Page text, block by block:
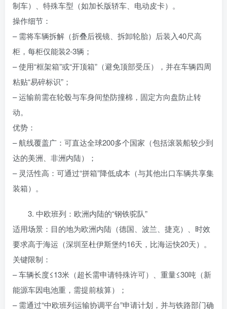
制车）、特殊车型（如加长版轿车、电动皮卡）。
操作细节：
– 需将车辆拆解（折叠后视镜、拆卸轮胎）后装入40尺高
柜，每柜仅能装2-3辆；
– 使用“框架箱”或“开顶箱”（避免顶部受压），并在车辆四周
粘贴“易碎标识”；
– 运输前需在轮毂与车身间垫防撞棉，固定方向盘防止转
动。
优势：
– 航线覆盖广：可直达全球200多个国家（包括滚装船较少到
达的美洲、非洲内陆）；
– 灵活性高：可通过“拼箱”降低成本（与其他出口车辆共享集
装箱）。
3. 中欧班列：欧洲内陆的“钢铁驼队”
适用场景：目的地为欧洲内陆（德国、波兰、捷克）、时效
要求高于海运（深圳至杜伊斯堡约16天，比海运快20天）。
关键限制：
– 车辆长度≤13米（超长需申请特殊许可）、重量≤30吨（新
能源车因电池重，需提前核算）；
– 需通过“中欧班列运输协调平台”申请计划，并与铁路部门确